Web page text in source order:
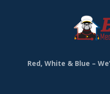
Red, White & Blue –